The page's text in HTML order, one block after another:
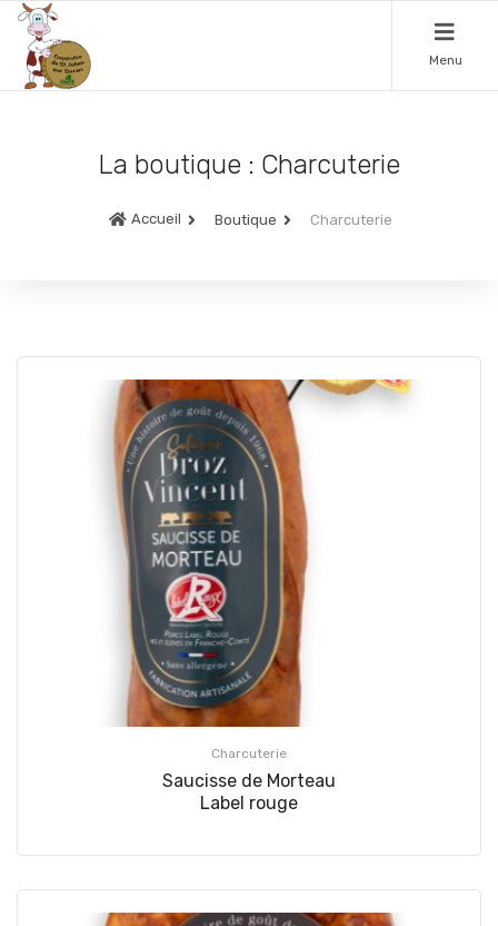
Menu
La boutique : Charcuterie
Accueil Boutique Charcuterie
Charcuterie
Saucisse de Morteau
Label rouge